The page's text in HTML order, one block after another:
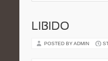
LIBIDO
POSTED BY ADMIN